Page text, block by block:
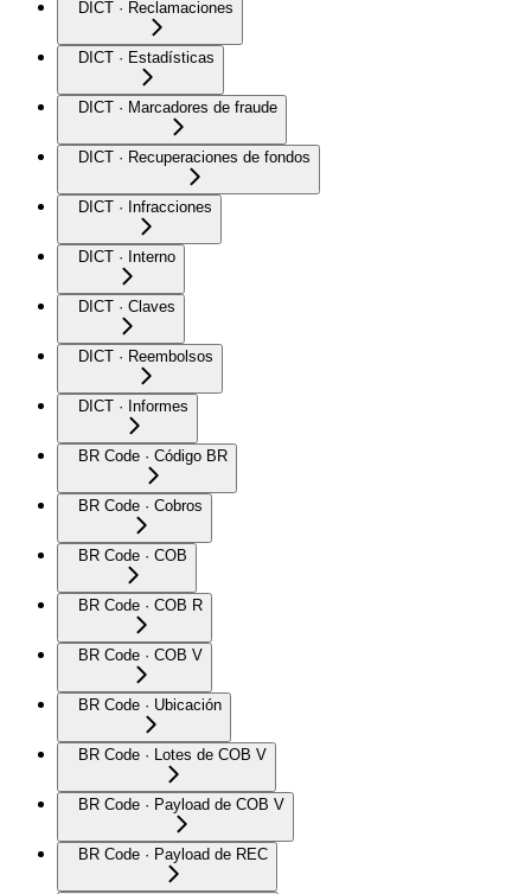
DICT · Reclamaciones
DICT · Estadísticas
DICT · Marcadores de fraude
DICT · Recuperaciones de fondos
DICT · Infracciones
DICT · Interno
DICT · Claves
DICT · Reembolsos
DICT · Informes
BR Code · Código BR
BR Code · Cobros
BR Code · COB
BR Code · COB R
BR Code · COB V
BR Code · Ubicación
BR Code · Lotes de COB V
BR Code · Payload de COB V
BR Code · Payload de REC